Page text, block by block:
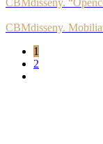
CBMdisseny.
1
2